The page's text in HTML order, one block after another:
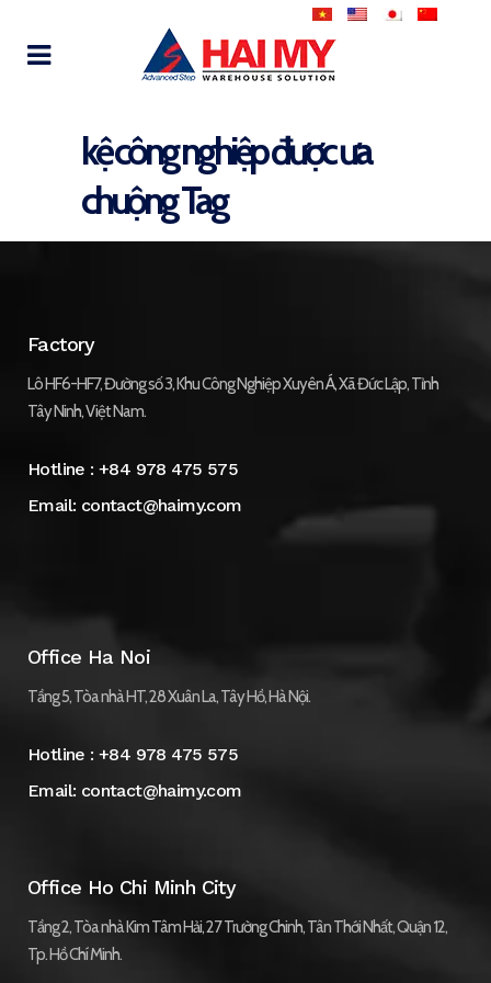
kệ công nghiệp được ưa
chuộng Tag
Factory
Lô HF6-HF7, Đường số 3, Khu Công Nghiệp Xuyên Á, Xã Đức Lập, Tỉnh
Tây Ninh, Việt Nam.
Hotline :+84 978 475 575
Email: contact@haimy.com
Office Ha Noi
Tầng 5, Tòa nhà HT, 28 Xuân La, Tây Hồ, Hà Nội.
Hotline :+84 978 475 575
Email: contact@haimy.com
Office Ho Chi Minh City
Tầng 2, Tòa nhà Kim Tâm Hải, 27 Trường Chinh, Tân Thới Nhất, Quận 12,
Tp. Hồ Chí Minh.